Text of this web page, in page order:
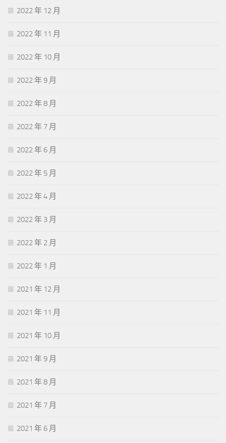
2022 年 12 月
2022 年 11 月
2022 年 10 月
2022 年 9 月
2022 年 8 月
2022 年 7 月
2022 年 6 月
2022 年 5 月
2022 年 4 月
2022 年 3 月
2022 年 2 月
2022 年 1 月
2021 年 12 月
2021 年 11 月
2021 年 10 月
2021 年 9 月
2021 年 8 月
2021 年 7 月
2021 年 6 月